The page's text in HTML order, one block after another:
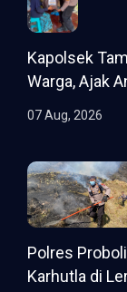
Kapolsek
Warga, Ajak
07 Aug, 2026
Polres
Karhutla di